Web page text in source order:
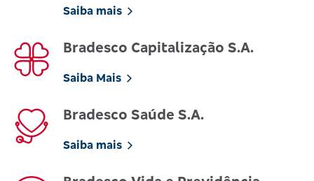
Saiba mais
Bradesco Capitalização S.A.
Saiba Mais
Bradesco Saúde S.A.
Saiba mais